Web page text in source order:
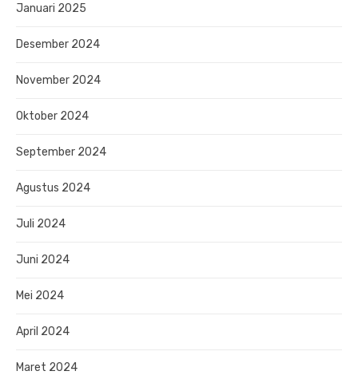
Januari 2025
Desember 2024
November 2024
Oktober 2024
September 2024
Agustus 2024
Juli 2024
Juni 2024
Mei 2024
April 2024
Maret 2024